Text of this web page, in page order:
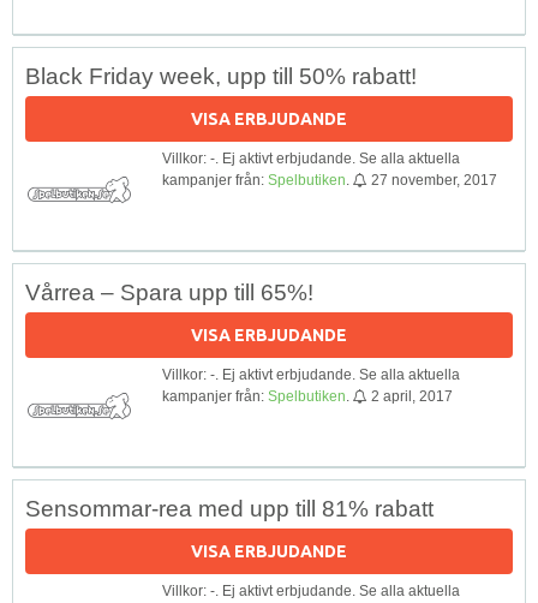
Black Friday week, upp till 50% rabatt!
VISA ERBJUDANDE
Villkor: -. Ej aktivt erbjudande. Se alla aktuella
kampanjer från: Spelbutiken 27 november, 2017
Vårrea – Spara upp till 65%!
VISA ERBJUDANDE
Villkor: -. Ej aktivt erbjudande. Se alla aktuella
kampanjer från: Spelbutiken 2 april, 2017
Sensommar-rea med upp till 81% rabatt
VISA ERBJUDANDE
Villkor: -. Ej aktivt erbjudande. Se alla aktuella